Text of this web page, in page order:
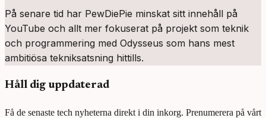
På senare tid har PewDiePie minskat sitt innehåll på
YouTube och allt mer fokuserat på projekt som teknik
och programmering med Odysseus som hans mest
ambitiösa tekniksatsning hittills.
Håll dig uppdaterad
Få de senaste tech nyheterna direkt i din inkorg. Prenumerera på vårt